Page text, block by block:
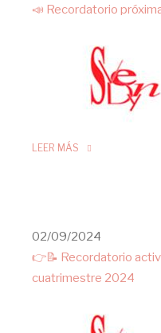
📣 Recordatorio
LEER MÁS
02/09/2024
👉📝 Recordatorio
cuatrimestre 2024